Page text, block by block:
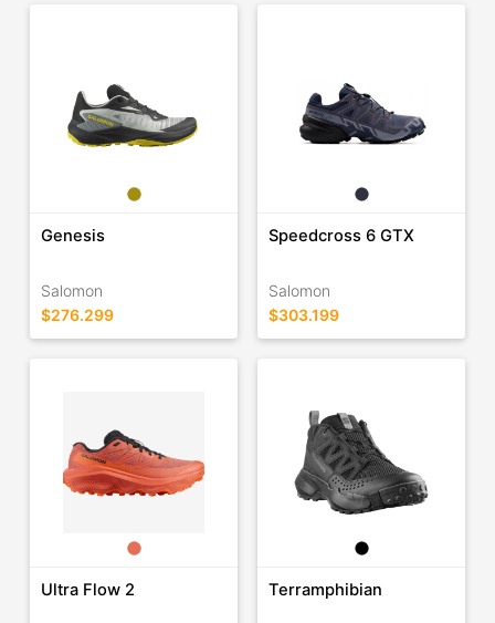
Genesis
Salomon
$276.299
Speedcross 6 GTX
Salomon
$303.199
Ultra Flow 2 Terramphibian